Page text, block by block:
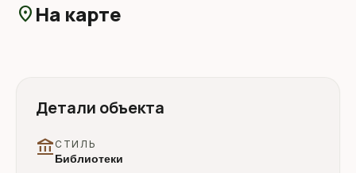
location_on На карте
Детали объекта
account_balance СТИЛЬ
Библиотеки